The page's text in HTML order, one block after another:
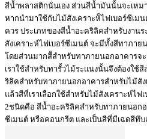
สีนํ้าพลาสติกนั่นเอง ส่วนสีนํ้ามันนั้นจะเหม
หากนำมาใช้กับไม้สังเคราะห็ไฟเบอร์ซีเม
ควร ประเภทของสีนํ้าอะคริลิคสำหรับงาน
สังเคราะห์ไฟเบอร์ซีเมนต์ จะมีทั้งสีทาภา
โดยส่วนมากสีัสำหรับทาภายนอกอาคารจ
เราใช้สำหรับทารั้วไม้ระแนงนั้นจึงต้องใช้
ริลิคสำหรับทาภายนอกอาคารสำหรับไม้สัง
แล้วสีที่เราเลือกใช้สำหรับไม้สังเคราะห์ไฟ
2ชนิดคือ สีนํ้าอะคริลิคสำหรับทาภายนอกอ
ซีเมนต์ หรือคอนกรีต และเป็นสีที่มีเฉดสีทึบแส